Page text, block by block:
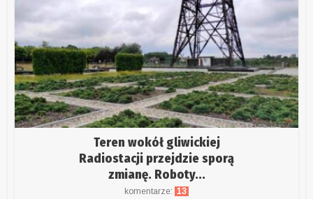
Teren wokół gliwickiej
Radiostacji przejdzie sporą
zmianę. Roboty...
komentarze: 13